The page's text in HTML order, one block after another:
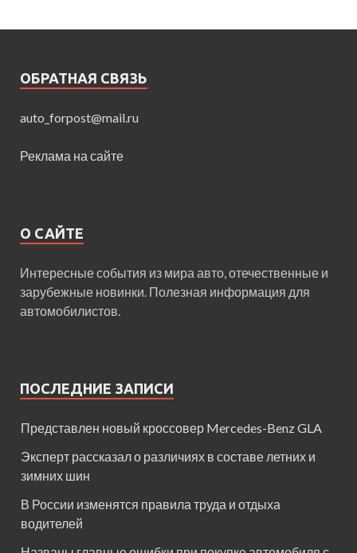
ОБРАТНАЯ СВЯЗЬ
auto_forpost@mail.ru
Реклама на сайте
О САЙТЕ
Интересные события из мира авто, отечественные и
зарубежные новинки. Полезная информация для
автомобилистов.
ПОСЛЕДНИЕ ЗАПИСИ
Представлен новый кроссовер Mercedes-Benz GLA
Эксперт рассказал о различиях в составе летних и
зимних шин
В России изменятся правила труда и отдыха
водителей